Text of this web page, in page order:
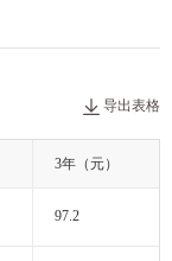
导出表格
3年（元）
97.2